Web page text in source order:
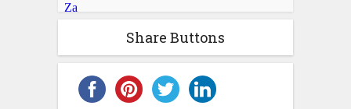
Share Buttons